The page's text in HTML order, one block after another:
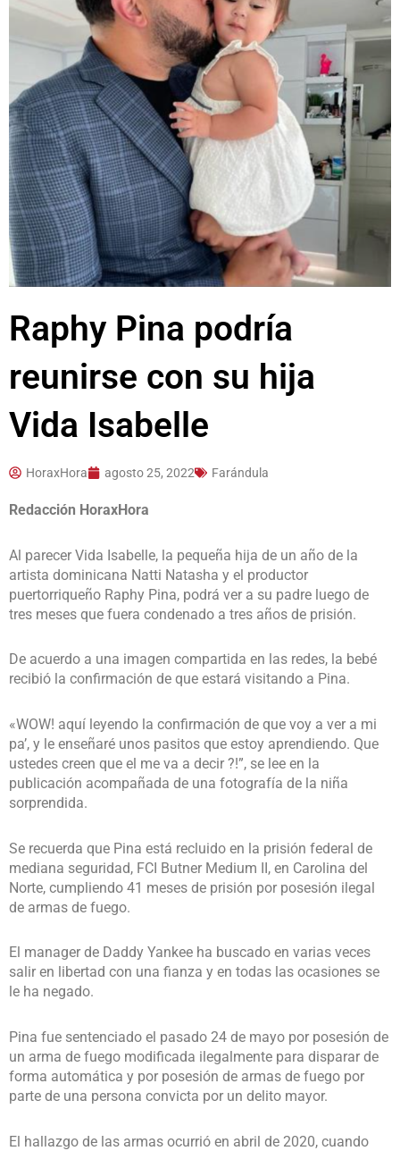
Raphy Pina podría
reunirse con su hija
Vida Isabelle
HoraxHora agosto 25, 2022 Farándula
Redacción HoraxHora
Al parecer Vida Isabelle, la pequeña hija de un año de la
artista dominicana Natti Natasha y el productor
puertorriqueño Raphy Pina, podrá ver a su padre luego de
tres meses que fuera condenado a tres años de prisión.
De acuerdo a una imagen compartida en las redes, la bebé
recibió la confirmación de que estará visitando a Pina.
«WOW! aquí leyendo la confirmación de que voy a ver a mi
pa’, y le enseñaré unos pasitos que estoy aprendiendo. Que
ustedes creen que el me va a decir ?!”, se lee en la
publicación acompañada de una fotografía de la niña
sorprendida.
Se recuerda que Pina está recluido en la prisión federal de
mediana seguridad, FCI Butner Medium II, en Carolina del
Norte, cumpliendo 41 meses de prisión por posesión ilegal
de armas de fuego.
El manager de Daddy Yankee ha buscado en varias veces
salir en libertad con una fianza y en todas las ocasiones se
le ha negado.
Pina fue sentenciado el pasado 24 de mayo por posesión de
un arma de fuego modificada ilegalmente para disparar de
forma automática y por posesión de armas de fuego por
parte de una persona convicta por un delito mayor.
El hallazgo de las armas ocurrió en abril de 2020, cuando